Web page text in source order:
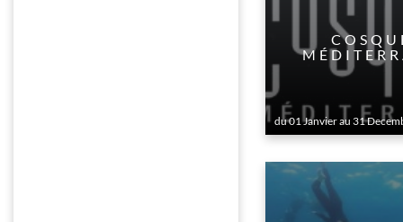
du 01 Janvier au 31